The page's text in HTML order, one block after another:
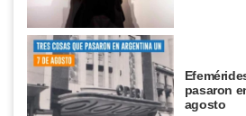
pasaron
agosto